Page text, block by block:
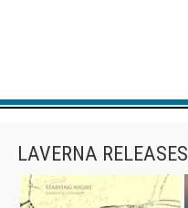
LAVERNA RELEASES